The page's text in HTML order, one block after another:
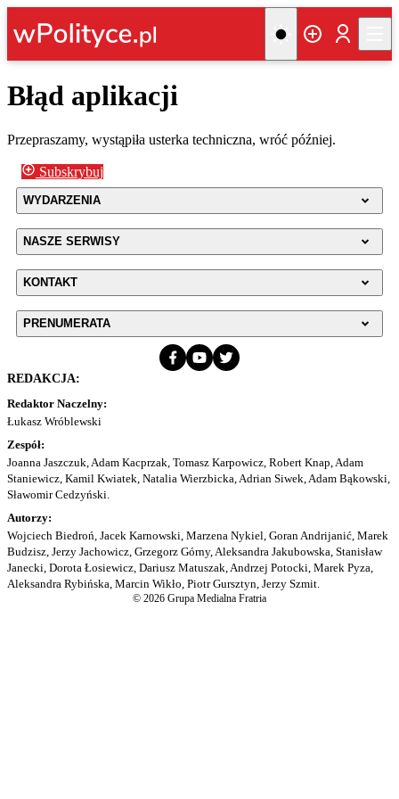
Błąd aplikacji
Przepraszamy, wystąpiła usterka techniczna, wróć później.
Subskrybuj
WYDARZENIA
NASZE SERWISY
KONTAKT
PRENUMERATA
REDAKCJA:
Redaktor Naczelny:
Łukasz Wróblewski
Zespół:
Joanna Jaszczuk, Adam Kacprzak, Tomasz Karpowicz, Robert Knap, Adam
Staniewicz, Kamil Kwiatek, Natalia Wierzbicka, Adrian Siwek, Adam Bąkowski,
Sławomir Cedzyński.
Autorzy:
Wojciech Biedroń, Jacek Karnowski, Marzena Nykiel, Goran Andrijanić, Marek
Budzisz, Jerzy Jachowicz, Grzegorz Górny, Aleksandra Jakubowska, Stanisław
Janecki, Dorota Łosiewicz, Dariusz Matuszak, Andrzej Potocki, Marek Pyza,
Aleksandra Rybińska, Marcin Wikło, Piotr Gursztyn, Jerzy Szmit.
© 2026 Grupa Medialna Fratria